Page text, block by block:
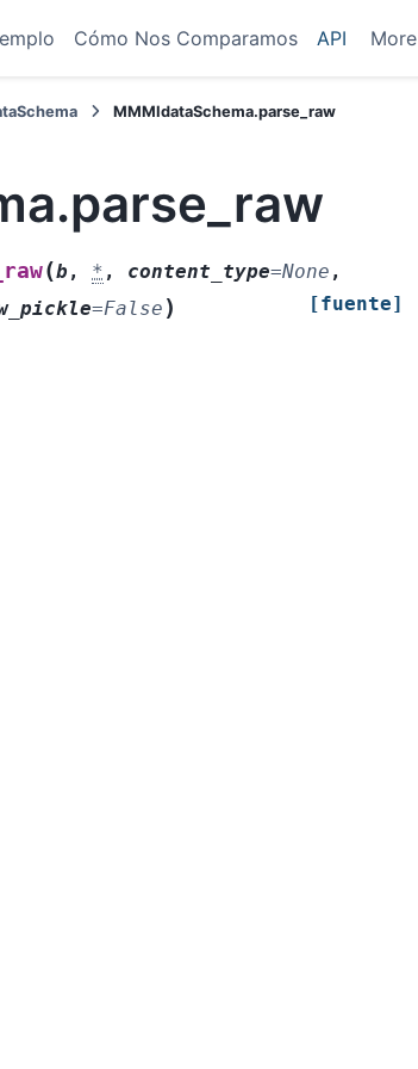
Cómo Nos Comparamos API More
MMMIdataSchema.parse_raw
(b , * , content_type=None ,
=False ) [fuente]